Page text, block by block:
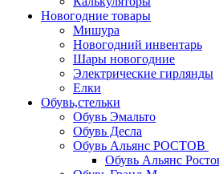
Новогодние товары
Мишура
Новогодний инвентарь
Шары новогодние
Электрические гирлянды
Елки
Обувь,стельки
Обувь Эмальто
Обувь Десла
Обувь Альянс РОСТОВ
Обувь Альянс